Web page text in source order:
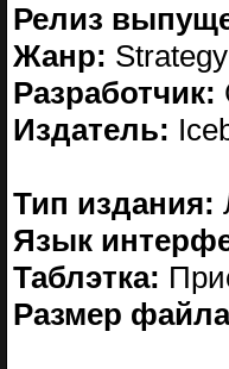
Релиз
Жанр:
Разработчик:
Издатель:
Тип издания:
Язык
Таблэтка:
Размер